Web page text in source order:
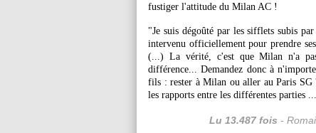
fustiger l'attitude du Milan AC !
"Je suis dégoûté par les sifflets subis
intervenu officiellement pour prendre
(...) La vérité, c'est que Milan n'a
différence... Demandez donc à
fils : rester à Milan ou aller au Paris SG
les rapports entre les différentes parties ...
Lu 13.487 fois -